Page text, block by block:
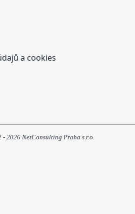
a cookies
2026 NetConsulting Praha s.r.o.